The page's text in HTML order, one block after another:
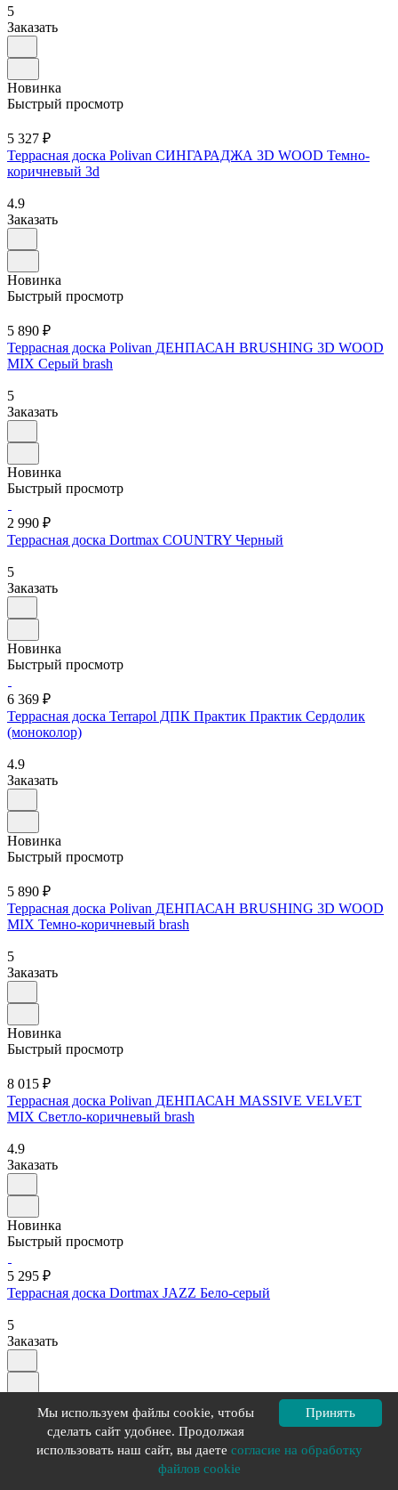
5
Заказать
Новинка
Быстрый просмотр
5 327 ₽
Террасная доска Polivan СИНГАРАДЖА 3D WOOD Темно-
коричневый 3d
4.9
Заказать
Новинка
Быстрый просмотр
5 890 ₽
Террасная доска Polivan ДЕНПАСАН BRUSHING 3D WOOD
MIX Серый brash
5
Заказать
Новинка
Быстрый просмотр
2 990 ₽
Террасная доска Dortmax COUNTRY Черный
5
Заказать
Новинка
Быстрый просмотр
6 369 ₽
Террасная доска Terrapol ДПК Практик Практик Сердолик
(моноколор)
4.9
Заказать
Новинка
Быстрый просмотр
5 890 ₽
Террасная доска Polivan ДЕНПАСАН BRUSHING 3D WOOD
MIX Темно-коричневый brash
5
Заказать
Новинка
Быстрый просмотр
8 015 ₽
Террасная доска Polivan ДЕНПАСАН MASSIVE VELVET
MIX Светло-коричневый brash
4.9
Заказать
Новинка
Быстрый просмотр
5 295 ₽
Террасная доска Dortmax JAZZ Бело-серый
5
Заказать
Быстрый просмотр
5 327 ₽
Террасная доска Polivan СИНГАРАДЖА 3D DESIGN Бежевый
Принять
Мы используем файлы cookie, чтобы
сделать сайт удобнее. Продолжая
использовать наш сайт, вы даете согласие на обработку
файлов cookie